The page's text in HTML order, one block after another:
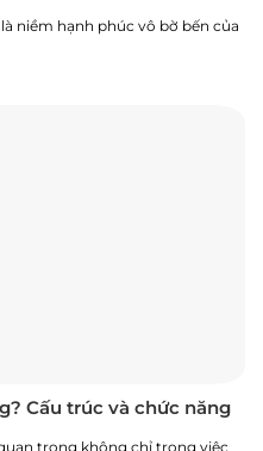
niềm hạnh phúc vô bờ bến của
Cấu trúc và chức năng
trọng không chỉ trong việc